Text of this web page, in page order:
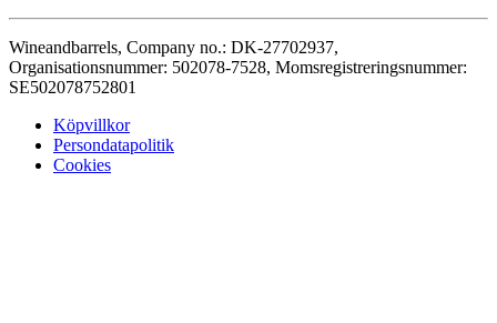
Wineandbarrels, Company no.: DK-27702937,
Organisationsnummer: 502078-7528, Momsregistreringsnummer:
SE502078752801
Köpvillkor
Persondatapolitik
Cookies